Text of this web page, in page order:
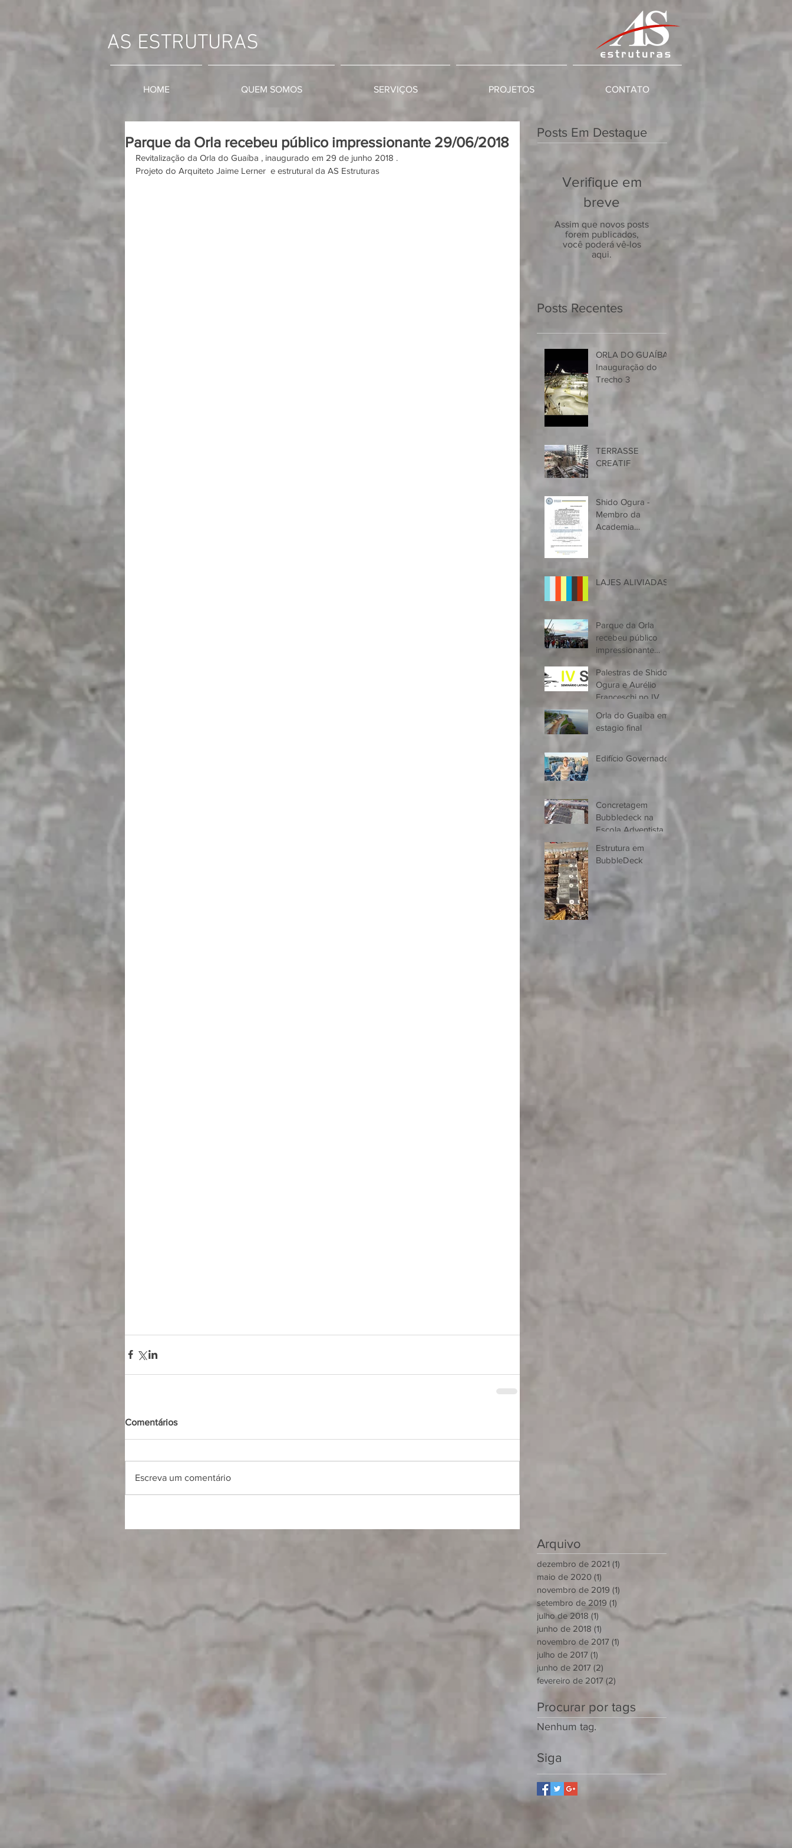
HOME QUEM SOMOS SERVIÇOS PROJETOS CONTATO
AS ESTRUTURAS
Parque da Orla recebeu público impressionante 29/06/2018
Revitalização da Orla do Guaíba , inaugurado em 29 de junho 2018 .
Projeto do Arquiteto Jaime Lerner  e estrutural da AS Estruturas
Comentários
Escreva um comentário
Posts Em Destaque
Verifique em
breve
Assim que novos posts
forem publicados,
você poderá vê-los
aqui.
Posts Recentes
ORLA DO GUAÍBA -
Inauguração do
Trecho 3
TERRASSE
CREATIF
Shido Ogura -
Membro da
Academia
LAJES ALIVIADAS
Parque da Orla
recebeu público
impressionante
29/06/2018
Palestras de Shido
Ogura e Aurélio
Franceschi no IV
Latino-Americano
de Protensão
Orla do Guaíba em
estagio final
Edifício Governador
Concretagem
Bubbledeck na
Escola Adventista
Estrutura em
BubbleDeck
Arquivo
dezembro de 2021 (1)
maio de 2020 (1)
novembro de 2019 (1)
setembro de 2019 (1)
julho de 2018 (1) 1 post
junho de 2018 (1)
novembro de 2017 (1)
julho de 2017 (1)
junho de 2017 (2)
fevereiro de 2017 (2)
Procurar por tags
Nenhum tag.
Siga